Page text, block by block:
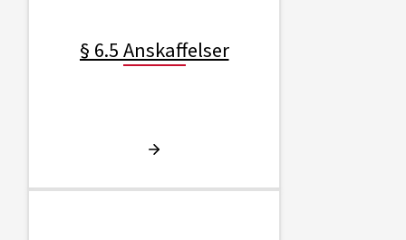
§ 6.5 Anskaffelser